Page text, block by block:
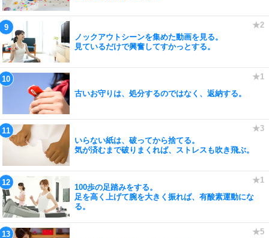
ノックアウトシーンを集めた動画を見る。
見ているだけで興奮してすかっとする。
古いお守りは、処分するのではなく、返納する。
いらない紙は、破ってから捨てる。
気が済むまで破りまくれば、ストレスも吹き飛ぶ。
100歩の足踏みをする。
足を高く上げて腕を大きく振れば、有酸素運動にな
る。